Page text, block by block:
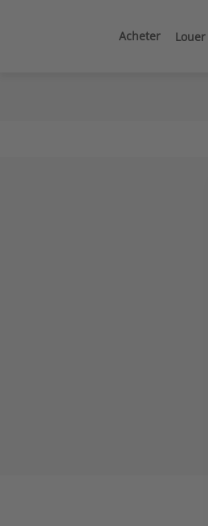
Acheter Louer